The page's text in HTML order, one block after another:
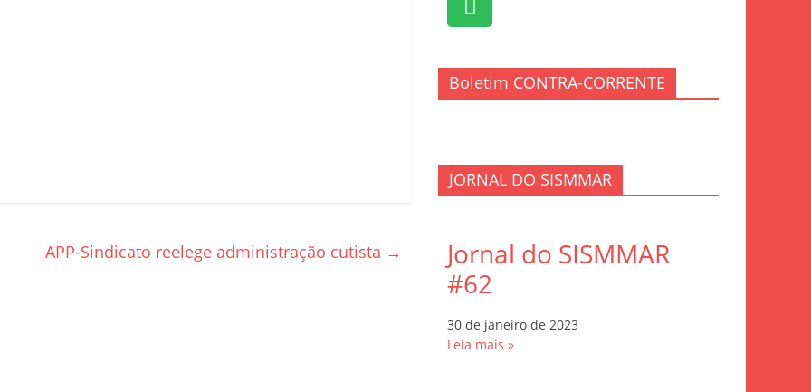
APP-Sindicato reelege administração cutista →
Boletim CONTRA-CORRENTE
JORNAL DO SISMMAR
Jornal do SISMMAR
#62
30 de janeiro de 2023
Leia mais »